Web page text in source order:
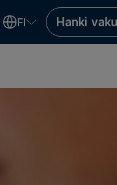
FI
Valitse kieli Välj språk
Hanki